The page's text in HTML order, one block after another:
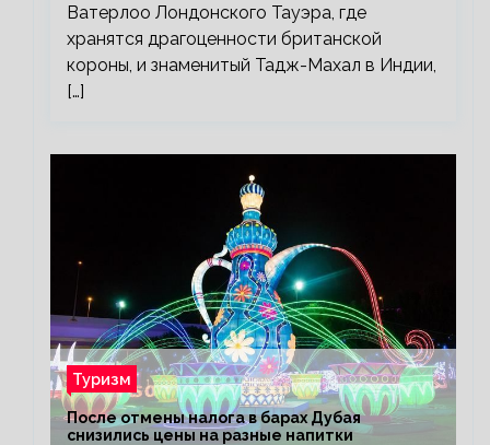
Ватерлоо Лондонского Тауэра, где
хранятся драгоценности британской
короны, и знаменитый Тадж-Махал в Индии,
[…]
Туризм
После отмены налога в барах Дубая
снизились цены на разные напитки